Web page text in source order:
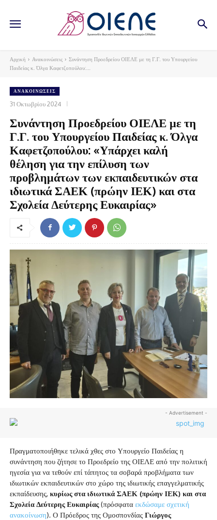
Αρχική Ανακοινώσεις
Συνάντηση Προεδρείου ΟΙΕΛΕ με τη Γ.Γ. του Υπουργείου
Παιδείας κ. Όλγα Καφετζοπούλου:...
ΑΝΑΚΟΙΝΏΣΕΙΣ
31 Οκτωβρίου 2024
Συνάντηση Προεδρείου ΟΙΕΛΕ με τη
Γ.Γ. του Υπουργείου Παιδείας κ. Όλγα
Καφετζοπούλου: «Υπάρχει καλή
θέληση για την επίλυση των
προβλημάτων των εκπαιδευτικών στα
ιδιωτικά ΣΑΕΚ (πρώην ΙΕΚ) και στα
Σχολεία Δεύτερης Ευκαιρίας»
- Advertisement -
Πραγματοποιήθηκε τελικά χθες στο Υπουργείο Παιδείας η
συνάντηση που ζήτησε το Προεδρείο της ΟΙΕΛΕ από την πολιτική
ηγεσία για να τεθούν επί τάπητος τα σοβαρά προβλήματα των
ιδιωτικών εκπαιδευτικών στο χώρο της ιδιωτικής επαγγελματικής
εκπαίδευσης, κυρίως στα ιδιωτικά ΣΑΕΚ (πρώην ΙΕΚ) και στα
Σχολεία Δεύτερης Ευκαιρίας(πρόσφατα εκδώσαμε σχετική
ανακοίνωση). Ο Πρόεδρος της Ομοσπονδίας Γιώργος